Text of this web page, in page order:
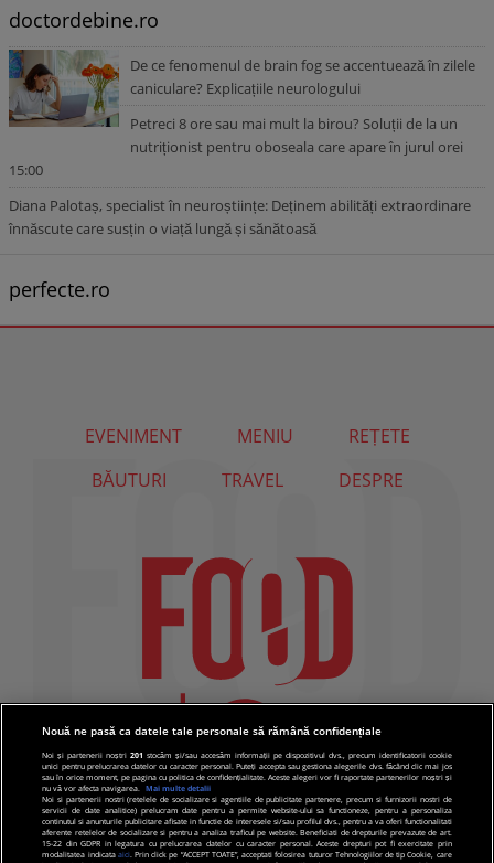
doctordebine.ro
De ce fenomenul de brain fog se accentuează în zilele
caniculare? Explicațiile neurologului
Petreci 8 ore sau mai mult la birou? Soluții de la un
nutriționist pentru oboseala care apare în jurul orei
15:00
Diana Palotaș, specialist în neuroștiințe: Deținem abilități extraordinare
înnăscute care susțin o viață lungă și sănătoasă
perfecte.ro
EVENIMENT MENIU
REȚETE
BĂUTURI
TRAVEL DESPRE
Nouă ne pasă ca datele tale personale să rămână confidențiale
Noi și partenerii noștri201 stocăm și/sau accesăm informații pe dispozitivul dvs., precum identificatorii cookie
unici pentru prelucrarea datelor cu caracter personal. Puteți accepta sau gestiona alegerile dvs. făcând clic mai jos
sau în orice moment, pe pagina cu politica de confidențialitate. Aceste alegeri vor fi raportate partenerilor noștri și
nu vă vor afecta navigarea.
Mai multe detalii
Noi si partenerii nostri (retelele de socializare si agentiile de publicitate partenere, precum si furnizorii nostri de
servicii de date analitice) prelucram date pentru a permite website-ului sa functioneze, pentru a personaliza
continutul si anunturile publicitare afisate in functie de interesele si/sau profilul dvs., pentru a va oferi functionalitati
aferente retelelor de socializare si pentru a analiza traficul pe website. Beneficiati de drepturile prevazute de art.
15-22 din GDPR in legatura cu prelucrarea datelor cu caracter personal. Aceste drepturi pot fi exercitate prin
modalitatea indicata aici. Prin click pe “ACCEPT TOATE”, acceptati folosirea tuturor Tehnologiilor de tip Cookie, care